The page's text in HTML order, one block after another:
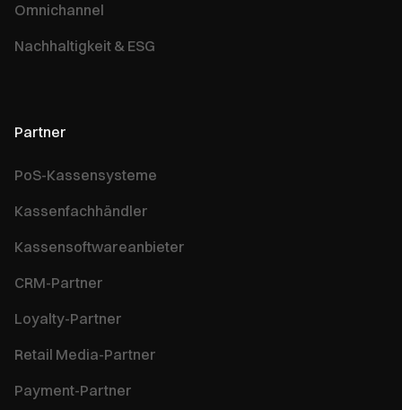
Omnichannel
Nachhaltigkeit & ESG
Partner
PoS-Kassensysteme
Kassenfachhändler
Kassensoftwareanbieter
CRM-Partner
Loyalty-Partner
Retail Media-Partner
Payment-Partner